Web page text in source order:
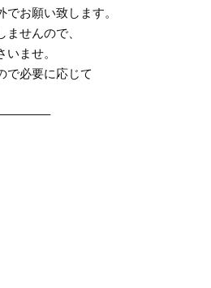
お願い致します。
せんので、
ませ。
で必要に応じて